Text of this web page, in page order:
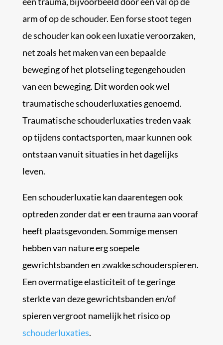
arm of op de schouder. Een forse stoot tegen
de schouder kan ook een luxatie veroorzaken,
net zoals het maken van een bepaalde
beweging of het plotseling tegengehouden
van een beweging. Dit worden ook wel
traumatische schouderluxaties genoemd.
Traumatische schouderluxaties treden vaak
op tijdens contactsporten, maar kunnen ook
ontstaan vanuit situaties in het dagelijks
leven.
Een schouderluxatie kan daarentegen ook
optreden zonder dat er een trauma aan vooraf
heeft plaatsgevonden. Sommige mensen
hebben van nature erg soepele
gewrichtsbanden en zwakke schouderspieren.
Een overmatige elasticiteit of te geringe
sterkte van deze gewrichtsbanden en/of
spieren vergroot namelijk het risico op
schouderluxaties.